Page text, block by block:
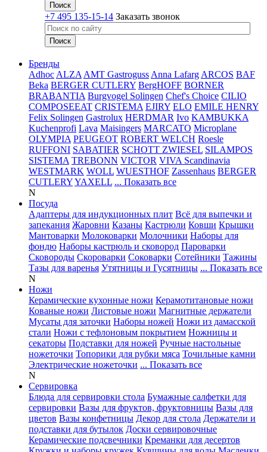
+7 495 135-15-14 Заказать звонок
Бренды
Adhoc ALZA AMT Gastroguss Anna Lafarg ARCOS BAF
Beka BERGER CUTLERY BergHOFF BORNER
BRABANTIA Burgvogel Solingen Chef's Choice CILIO
COMPOSEEAT CRISTEMA EJIRY ELO EMILE HENRY
Felix Solingen Gastrolux HERDMAR Ivo KAMBUKKA
Kuchenprofi Lava Maisingers MARCATO Microplane
OLYMPIA PEUGEOT ROBERT WELCH Roesle
RUFFONI SABATIER SCHOTT ZWIESEL SILAMPOS
SISTEMA TREBONN VICTOR VIVA Scandinavia
WESTMARK WOLL WUESTHOF Zassenhaus BERGER
CUTLERYYAXELL ... Показать все
N
Посуда
Адаптеры для индукционных плит Всё для выпечки и
запекания Жаровни Казаны Кастрюли Ковши Крышки
Мантоварки Молоковарки Молочники Наборы для
фондю Наборы кастрюль и сковород Пароварки
Сковороды Скороварки Соковарки Сотейники Тажины
Тазы для варенья Утятницы и Гусятницы ... Показать все
N
Ножи
Керамические кухонные ножи Керамотитановые ножи
Кованые ножи Листовые ножи Магнитные держатели
Мусаты для заточки Наборы ножей Ножи из дамасской
стали Ножи с тефлоновым покрытием Ножницы и
секаторы Подставки для ножей Ручные настольные
ножеточки Топорики для рубки мяса Точильные камни
Электрические ножеточки ... Показать все
N
Сервировка
Блюда для сервировки стола Бумажные салфетки для
сервировки Вазы для фруктов, фруктовницы Вазы для
цветов Вазы конфетницы Декор для стола Держатели и
подставки для бутылок Доски сервировочные
Керамические подсвечники Креманки для десертов